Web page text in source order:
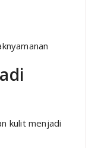
kulit menjadi